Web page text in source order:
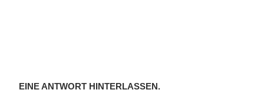
EINE ANTWORT HINTERLASSEN.